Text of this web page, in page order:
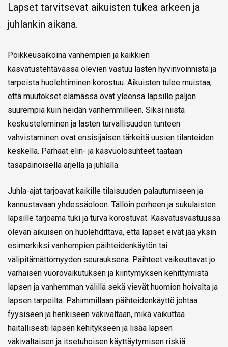
Lapset tarvitsevat aikuisten tukea arkeen ja
juhlankin aikana.
Poikkeusaikoina vanhempien ja kaikkien
kasvatustehtävässä olevien vastuu lasten hyvinvoinnista ja
tarpeista huolehtiminen korostuu. Aikuisten tulee muistaa,
että muutokset elämässä ovat yleensä lapsille paljon
suurempia kuin heidän vanhemmilleen. Siksi niistä
keskusteleminen ja lasten turvallisuuden tunteen
vahvistaminen ovat ensisijaisen tärkeitä uusien tilanteiden
keskellä. Parhaat elin- ja kasvuolosuhteet taataan
tasapainoisella arjella ja juhlalla.
Juhla-ajat tarjoavat kaikille tilaisuuden palautumiseen ja
kannustavaan yhdessäoloon. Tällöin perheen ja sukulaisten
lapsille tarjoama tuki ja turva korostuvat. Kasvatusvastuussa
olevan aikuisen on huolehdittava, että lapset eivät jää yksin
esimerkiksi vanhempien päihteidenkäytön tai
välipitämättömyyden seurauksena. Päihteet vaikeuttavat jo
varhaisen vuorovaikutuksen ja kiintymyksen kehittymistä
lapsen ja vanhemman välillä sekä vievät huomion hoivalta ja
lapsen tarpeilta. Pahimmillaan päihteidenkäyttö johtaa
fyysiseen ja henkiseen väkivaltaan, mikä vaikuttaa
haitallisesti lapsen kehitykseen ja lisää lapsen
väkivaltaisen ja itsetuhoisen käyttäytymisen riskiä.